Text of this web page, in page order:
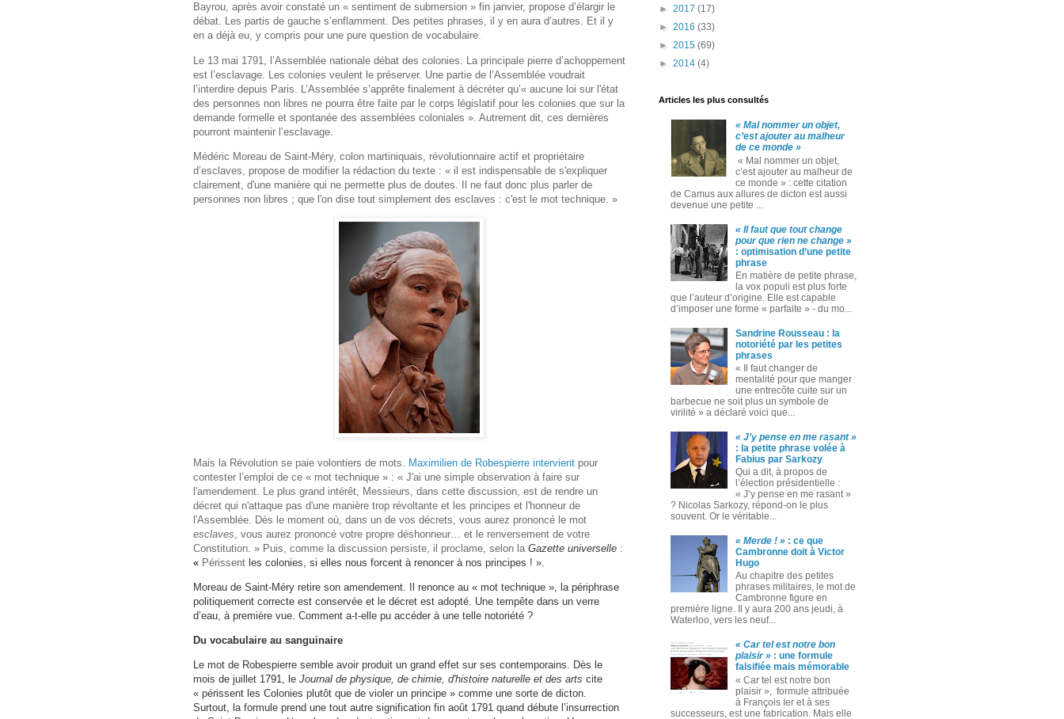
Bayrou, après avoir constaté un « sentiment de submersion » fin janvier, propose d’élargir le
débat. Les partis de gauche s’enflamment. Des petites phrases, il y en aura d’autres. Et il y
en a déjà eu, y compris pour une pure question de vocabulaire.
Le 13 mai 1791, l’Assemblée nationale débat des colonies. La principale pierre d’achoppement
est l’esclavage. Les colonies veulent le préserver. Une partie de l’Assemblée voudrait
l’interdire depuis Paris. L’Assemblée s’apprête finalement à décréter qu’« aucune loi sur l'état
des personnes non libres ne pourra être faite par le corps législatif pour les colonies que sur la
demande formelle et spontanée des assemblées coloniales ». Autrement dit, ces dernières
pourront maintenir l’esclavage.
Médéric Moreau de Saint-Méry, colon martiniquais, révolutionnaire actif et propriétaire
d’esclaves, propose de modifier la rédaction du texte : « il est indispensable de s'expliquer
clairement, d'une manière qui ne permette plus de doutes. Il ne faut donc plus parler de
personnes non libres ; que l'on dise tout simplement des esclaves : c'est le mot technique. »
Mais la Révolution se paie volontiers de mots. Maximilien de Robespierre intervient pour
contester l’emploi de ce « mot technique » : « J'ai une simple observation à faire sur
l'amendement. Le plus grand intérêt, Messieurs, dans cette discussion, est de rendre un
décret qui n'attaque pas d'une manière trop révoltante et les principes et l'honneur de
l'Assemblée. Dès le moment où, dans un de vos décrets, vous aurez prononcé le mot
esclaves , vous aurez prononcé votre propre déshonneur… et le renversement de votre
Constitution. » Puis, comme la discussion persiste, il proclame, selon la Gazette universelle :
« Périssent les colonies, si elles nous forcent à renoncer à nos principes ! ».
Moreau de Saint-Méry retire son amendement. Il renonce au « mot technique », la périphrase
politiquement correcte est conservée et le décret est adopté. Une tempête dans un verre
d’eau, à première vue. Comment a-t-elle pu accéder à une telle notoriété ?
Du vocabulaire au sanguinaire
Le mot de Robespierre semble avoir produit un grand effet sur ses contemporains. Dès le
mois de juillet 1791, le Journal de physique, de chimie, d'histoire naturelle et des arts cite
« périssent les Colonies plutôt que de violer un principe » comme une sorte de dicton.
Surtout, la formule prend une tout autre signification fin août 1791 quand débute l’insurrection
► 2017 (17)
► 2016 (33)
► 2015 (69)
► 2014 (4)
Articles les plus consultés
« Mal nommer un objet,
c’est ajouter au malheur
de ce monde »
« Mal nommer un objet,
c’est ajouter au malheur de
ce monde » : cette citation
de Camus aux allures de dicton est aussi
devenue une petite ...
« Il faut que tout change
pour que rien ne change »
: optimisation d’une petite
phrase
En matière de petite phrase,
la vox populi est plus forte
que l’auteur d’origine. Elle est capable
d’imposer une forme « parfaite » ‑ du mo...
Sandrine Rousseau : la
notoriété par les petites
phrases
« Il faut changer de
mentalité pour que manger
une entrecôte cuite sur un
barbecue ne soit plus un symbole de
virilité » a déclaré voici que...
« J’y pense en me rasant »
: la petite phrase volée à
Fabius par Sarkozy
Qui a dit, à propos de
l’élection présidentielle :
« J’y pense en me rasant »
? Nicolas Sarkozy, répond-on le plus
souvent. Or le véritable...
« Merde ! »: ce que
Cambronne doit à Victor
Hugo
Au chapitre des petites
phrases militaires, le mot de
Cambronne figure en
première ligne. Il y aura 200 ans jeudi, à
Waterloo, vers les neuf...
« Car tel est notre bon
plaisir »: une formule
falsifiée mais mémorable
« Car tel est notre bon
plaisir », formule attribuée
à François Ier et à ses
successeurs, est une fabrication. Mais elle